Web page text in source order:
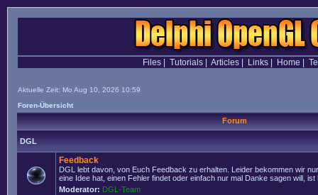
Files| Tutorials| Articles| Links| Home
Aktuelle Zeit: Mo Aug 10, 2026 10:59
Foren-Übersicht
Forum
DGL
Feedback
DGL lebt davon, von Euch Feedback zu erhalten. Leider bekommen wir
eine Idee hat, einen Fehler findet oder einfach nur mal Danke sagen will, ist
Moderator: DGL-Team